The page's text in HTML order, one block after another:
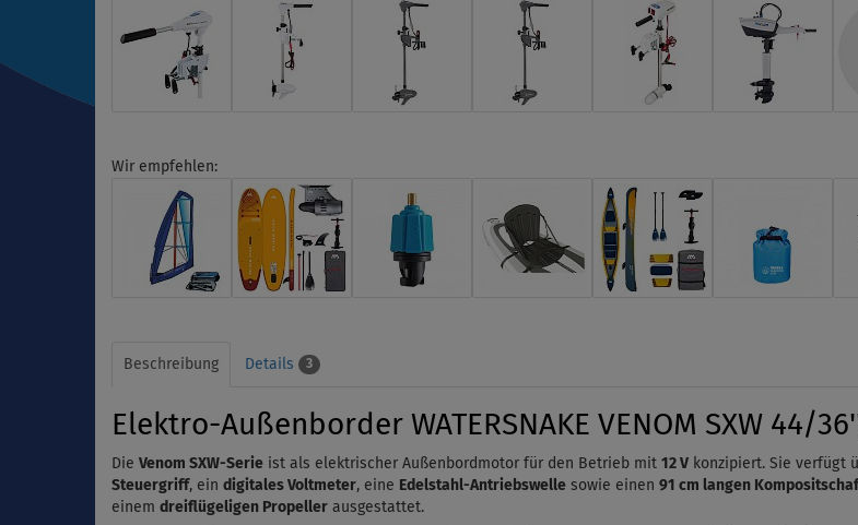
Wir empfehlen:
Beschreibung Details 3
Elektro-Außenborder WATERSNAKE VENOM SXW 44/
Die Venom SXW-Serie ist als elektrischer Außenbordmotor für den Betrieb mit 12 V konzipiert. Sie verfügt
Steuergriff, ein digitales Voltmeter, eine Edelstahl-Antriebswelle sowie einen 91 cm langen
einem dreiflügeligen Propeller ausgestattet.